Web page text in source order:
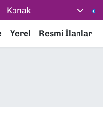
Konak
Yerel Resmi İlanlar